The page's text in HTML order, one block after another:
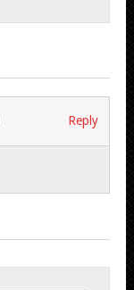
Reply